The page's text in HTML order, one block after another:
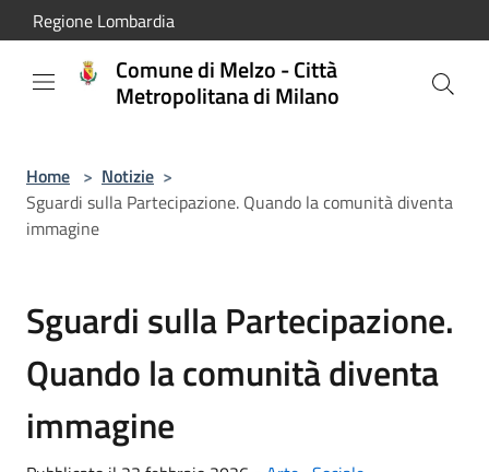
Salta al contenuto principale
Regione Lombardia
Comune di Melzo - Città
Metropolitana di Milano
Home > Notizie >
Sguardi sulla Partecipazione. Quando la comunità diventa
immagine
Sguardi sulla Partecipazione.
Quando la comunità diventa
immagine